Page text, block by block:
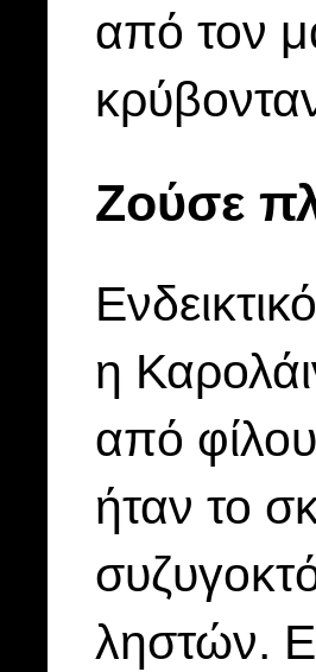
από τον
Ζούσε
η
από
ήταν το
ληστών.